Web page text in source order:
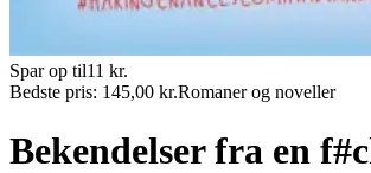
Spar op til11 kr.
Bedste pris: 145,00 kr.Romaner og noveller
Bekendelser fra en